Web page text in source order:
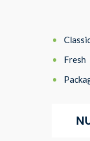
Fresh